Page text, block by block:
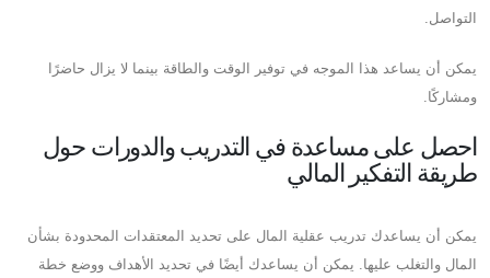
التواصل.
يمكن أن يساعد هذا الموجه في توفير الوقت والطاقة بينما لا يزال حاضرًا
ومشاركًا.
احصل على مساعدة في التدريب والدورات حول
طريقة التفكير المالي
يمكن أن يساعدك تدريب عقلية المال على تحديد المعتقدات المحدودة بشأن
المال والتغلب عليها. يمكن أن يساعدك أيضًا في تحديد الأهداف ووضع خطة